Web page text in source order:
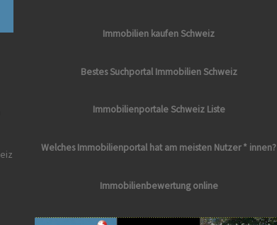
Immobilien kaufen Schweiz
Bestes Suchportal Immobilien Schweiz
Immobilienportale Schweiz Liste
Welches Immobilienportal hat am meisten Nutzer * innen?
Immobilienbewertung online